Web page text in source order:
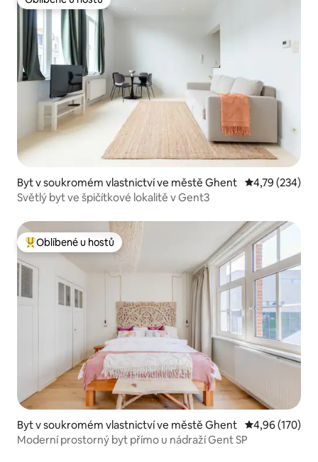
Oblíbené u hostů
Byt v soukromém vlastnictví ve městě Ghent Průměrné
4,79 (234)
Světlý byt ve špičítkové lokalitě v Gent3
Nejlepší v kategorii Oblíbené u hostů
Oblíbené u hostů
Byt v soukromém vlastnictví ve městě Ghent Průměrné
4,96 (170)
Moderní prostorný byt přímo u nádraží Gent SP